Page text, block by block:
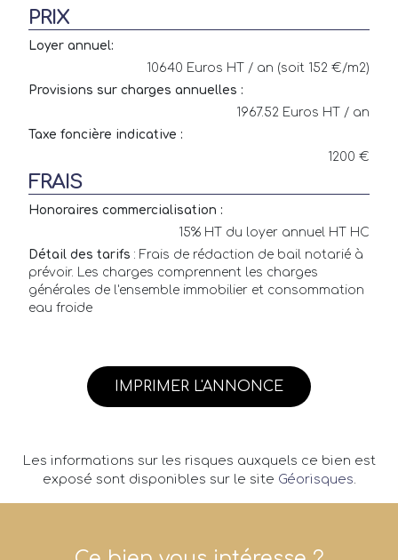
PRIX
Loyer annuel:
10640 Euros HT / an (soit 152 €/m2)
Provisions sur charges annuelles :
1967.52 Euros HT / an
Taxe foncière indicative :
1200 €
FRAIS
Honoraires commercialisation :
15% HT du loyer annuel HT HC
Détail des tarifs : Frais de rédaction de bail notarié à
prévoir. Les charges comprennent les charges
générales de l'ensemble immobilier et consommation
eau froide
IMPRIMER L'ANNONCE
Les informations sur les risques auxquels ce bien est
exposé sont disponibles sur le site Géorisques